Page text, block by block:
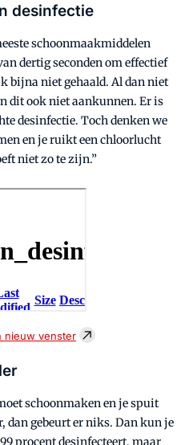
desinfectie
schoonmaakmiddelen
dertig seconden om effectief
bijna niet gehaald. Al dan niet
dit ook niet aankunnen. Er is
desinfectie. Toch denken we
en je ruikt een chloorlucht
niet zo te zijn.”
nieuw venster
schoonmaken en je spuit
dan gebeurt er niks. Dan kun je
procent desinfecteert, maar